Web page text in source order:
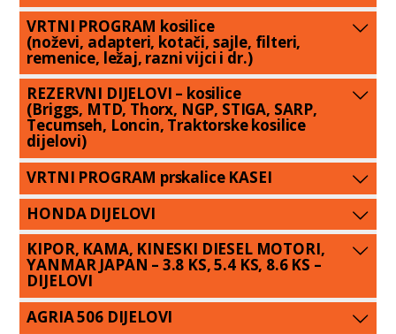
VRTNI PROGRAM kosilice
(noževi, adapteri, kotači, sajle, filteri,
remenice, ležaj, razni vijci i dr.)
REZERVNI DIJELOVI – kosilice
(Briggs, MTD, Thorx, NGP, STIGA, SARP,
Tecumseh, Loncin, Traktorske kosilice
dijelovi)
VRTNI PROGRAM prskalice KASEI
HONDA DIJELOVI
KIPOR, KAMA, KINESKI DIESEL MOTORI,
YANMAR JAPAN – 3.8 KS, 5.4 KS, 8.6 KS –
DIJELOVI
AGRIA 506 DIJELOVI